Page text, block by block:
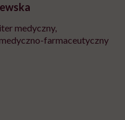
medyczny,
farmaceutyczny